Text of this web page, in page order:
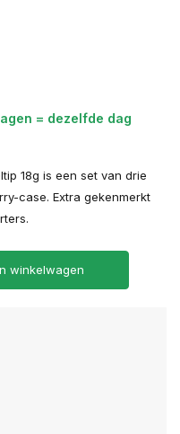
= dezelfde dag
18g is een set van drie
case. Extra gekenmerkt
winkelwagen